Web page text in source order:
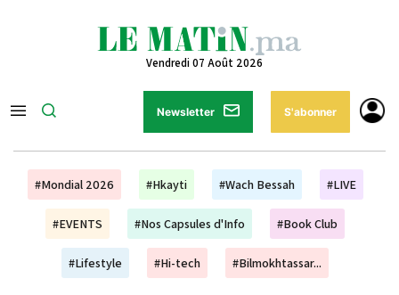
Vendredi 07 Août 2026
Newsletter S'abonner
#Mondial 2026 #Hkayti #Wach Bessah #LIVE
#EVENTS #Nos Capsules d'Info #Book Club
#Lifestyle #Hi-tech #Bilmokhtassar...